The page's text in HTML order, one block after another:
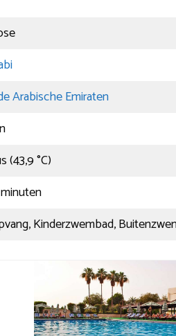
Arabische Emiraten
(43,9 °C)
Kinderzwembad,